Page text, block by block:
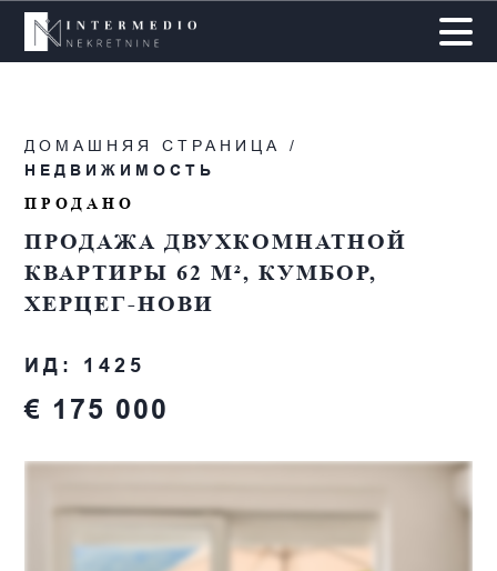
ДОМАШНЯЯ СТРАНИЦА /
НЕДВИЖИМОСТЬ
ПРОДАНО
ПРОДАЖА ДВУХКОМНАТНОЙ
КВАРТИРЫ 62 М², КУМБОР,
ХЕРЦЕГ-НОВИ
ИД: 1425
€ 175 000